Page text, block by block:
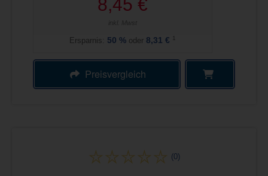
8,45 €
inkl. Mwst
Ersparnis: 50 % oder 8,31 € 1
Preisvergleich
(0)